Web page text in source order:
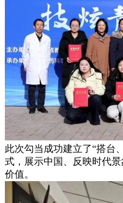
此次勾当成功建立了“搭台
式，展示中国、反映时代
价值。